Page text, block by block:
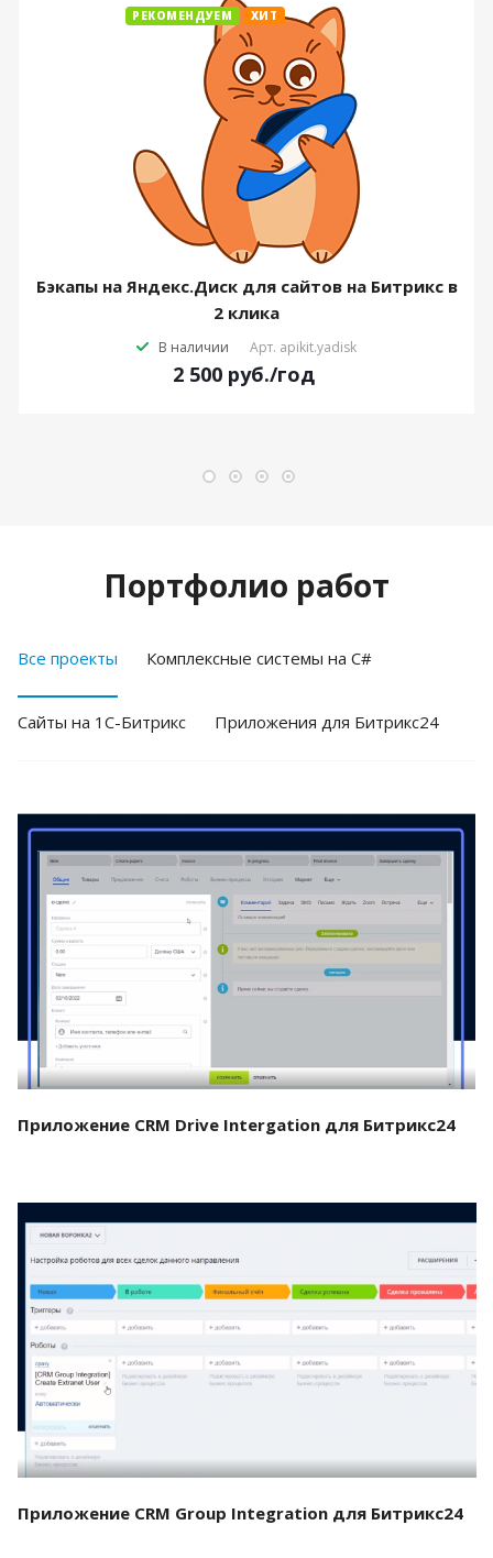
РЕКОМЕНДУЕМ ХИТ
Бэкапы на Яндекс.Диск для сайтов на Битрикс в
2 клика
В наличии Арт. apikit.yadisk
2 500 руб./год
Портфолио работ
Все проекты Комплексные системы на C#
Cайты на 1С-Битрикс Приложения для Битрикс24
Смотреть проект
Приложение CRM Drive Intergation для Битрикс24
Смотреть проект
Приложение CRM Group Integration для Битрикс24